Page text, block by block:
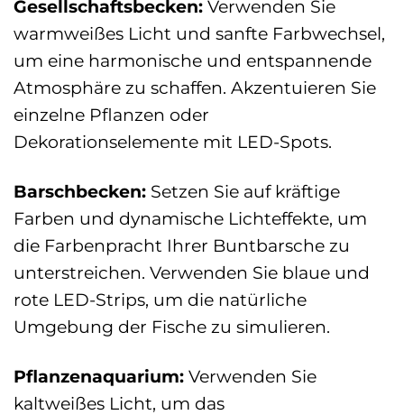
Gesellschaftsbecken: Verwenden Sie
warmweißes Licht und sanfte Farbwechsel,
um eine harmonische und entspannende
Atmosphäre zu schaffen. Akzentuieren Sie
einzelne Pflanzen oder
Dekorationselemente mit LED-Spots.
Barschbecken: Setzen Sie auf kräftige
Farben und dynamische Lichteffekte, um
die Farbenpracht Ihrer Buntbarsche zu
unterstreichen. Verwenden Sie blaue und
rote LED-Strips, um die natürliche
Umgebung der Fische zu simulieren.
Pflanzenaquarium: Verwenden Sie
kaltweißes Licht, um das